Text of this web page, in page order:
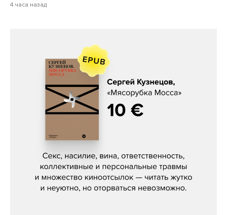
4 часа назад
Сергей Кузнецов, «Мясорубка